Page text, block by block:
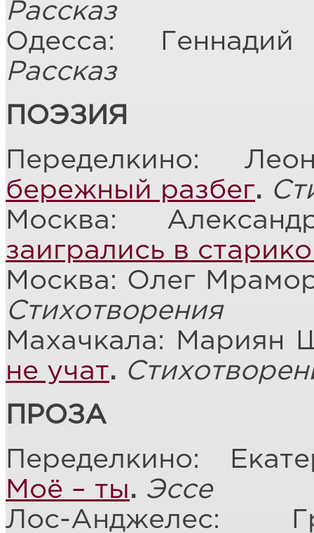
Рассказ
Одесса:
Рассказ
ПОЭЗИЯ
Переделкино:
бережный разбег.
Москва:
заигрались в
Москва: Олег
Стихотворения
Махачкала: Мариян
не учат.
ПРОЗА
Переделкино:
Моё – ты. Эссе
Лос-